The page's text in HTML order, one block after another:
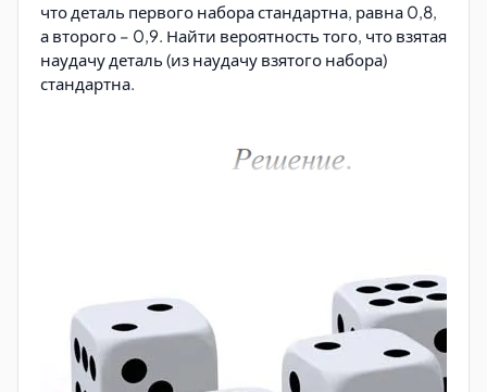
что деталь первого набора стандартна, равна 0,8,
а второго – 0,9. Найти вероятность того, что взятая
наудачу деталь (из наудачу взятого набора)
стандартна.